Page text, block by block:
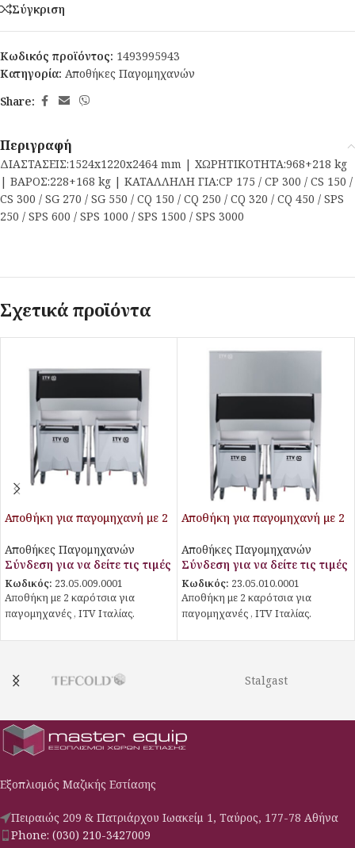
Σύγκριση
Κωδικός προϊόντος: 1493995943
Κατηγορία: Αποθήκες Παγομηχανών
Share:
Περιγραφή
ΔΙΑΣΤΑΣΕΙΣ:1524x1220x2464 mm | ΧΩΡΗΤΙΚΟΤΗΤΑ:968+218 kg
| ΒΑΡΟΣ:228+168 kg | ΚΑΤΑΛΛΗΛΗ ΓΙΑ:CP 175 / CP 300 / CS 150 /
CS 300 / SG 270 / SG 550 / CQ 150 / CQ 250 / CQ 320 / CQ 450 / SPS
250 / SPS 600 / SPS 1000 / SPS 1500 / SPS 3000
Σχετικά προϊόντα
Αποθήκη για παγομηχανή με 2
Αποθήκες Παγομηχανών
Σύνδεση για να δείτε τις τιμές
Κωδικός: 23.05.009.0001
Αποθήκη με 2 καρότσια για
παγομηχανές , ITV Ιταλίας.
Αποθήκη για παγομηχανή με 2
Αποθήκες Παγομηχανών
Σύνδεση για να δείτε τις τιμές
Κωδικός: 23.05.010.0001
Αποθήκη με 2 καρότσια για
παγομηχανές , ITV Ιταλίας.
Stalgast
Εξοπλισμός Μαζικής Εστίασης
Πειραιώς 209 & Πατριάρχου Ιωακείμ 1, Ταύρος, 177-78 Αθήνα
Phone: (030) 210-3427009